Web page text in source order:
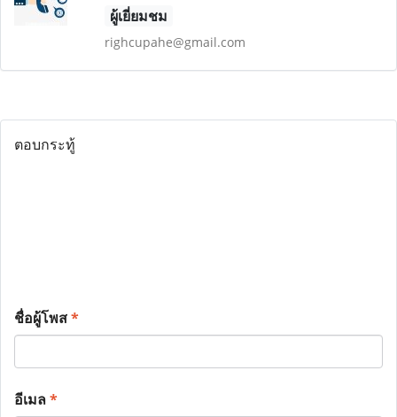
ผู้เยี่ยมชม
righcupahe@gmail.com
ตอบกระทู้
ชื่อผู้โพส*
อีเมล*